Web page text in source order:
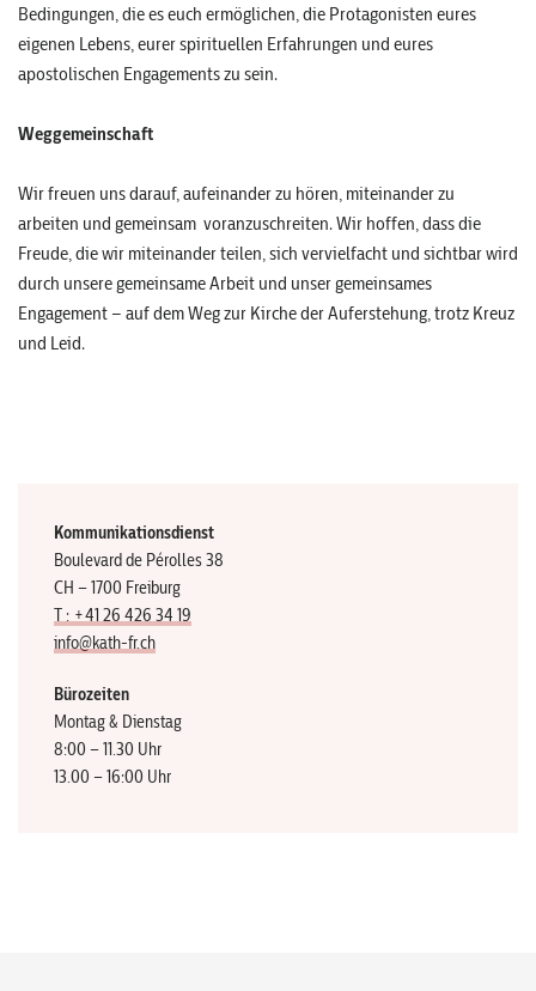
Bedingungen, die es euch ermöglichen, die Protagonisten eures
eigenen Lebens, eurer spirituellen Erfahrungen und eures
apostolischen Engagements zu sein.
Weggemeinschaft
Wir freuen uns darauf, aufeinander zu hören, miteinander zu
arbeiten und gemeinsam voranzuschreiten. Wir hoffen, dass die
Freude, die wir miteinander teilen, sich vervielfacht und sichtbar wird
durch unsere gemeinsame Arbeit und unser gemeinsames
Engagement – auf dem Weg zur Kirche der Auferstehung, trotz Kreuz
und Leid.
Kommunikationsdienst
Boulevard de Pérolles 38
CH – 1700 Freiburg
T : +41 26 426 34 19
info@kath-fr.ch
Bürozeiten
Montag & Dienstag
8:00 – 11.30 Uhr
13.00 – 16:00 Uhr